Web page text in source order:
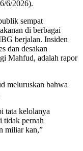
6/2026).
sempat
di berbagai
berjalan. Insiden
dan desakan
Mahfud, adalah rapor
meluruskan bahwa
tata kelolanya
tidak pernah
miliar kan,”